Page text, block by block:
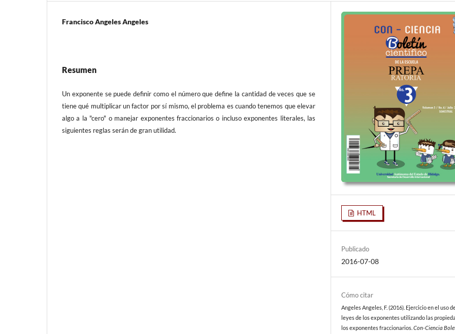
Francisco Angeles Angeles
Resumen
Un exponente se puede definir como el número que define la cantidad de veces que se
tiene qué multiplicar un factor por sí mismo, el problema es cuando tenemos que elevar
algo a la "cero" o manejar exponentes fraccionarios o incluso exponentes literales, las
siguientes reglas serán de gran utilidad.
HTML
Publicado
2016-07-08
Cómo citar
Angeles Angeles, F. (2016). Ejercicio en el uso
leyes de los exponentes utilizando las
los exponentes fraccionarios.Con-Ciencia